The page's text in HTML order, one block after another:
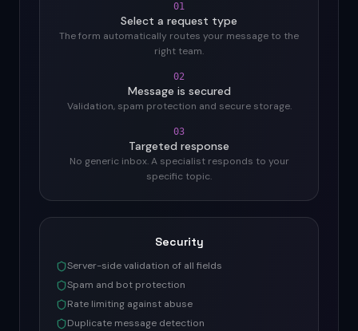
01
Select a request type
The form automatically routes your message to the
right team.
02
Message is secured
Validation, spam protection and secure storage.
03
Targeted response
No generic inbox. A specialist responds to your
specific topic.
Security
Server-side validation of all fields
Spam and bot protection
Rate limiting against abuse
Duplicate message detection